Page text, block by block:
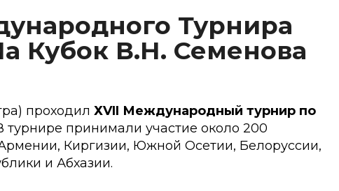
Турнира
Кубок В.Н. Семенова
проходил ХVII Международный турнир по
турнире принимали участие около 200
Киргизии, Южной Осетии, Белоруссии,
и Абхазии.